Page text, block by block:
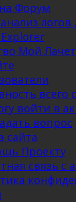
Форум
логов
Мой
всего
войти в
вопрос
сайта
Проекту
связь с